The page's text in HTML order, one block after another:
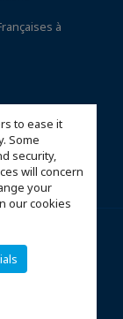
to ease it
Some
security,
will concern
your
our cookies
à